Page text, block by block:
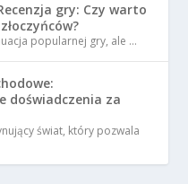
gry: Czy warto
popularnej gry, ale …
doświadczenia za
świat, który pozwala